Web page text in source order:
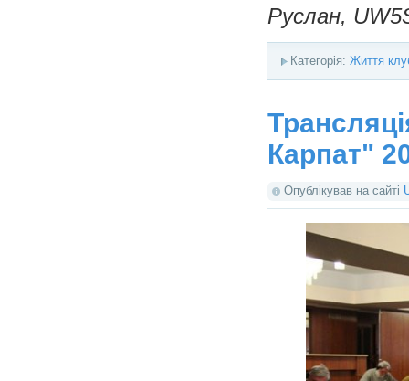
Руслан,
Категорія: Життя
Карпат"
Опублікував на сайті